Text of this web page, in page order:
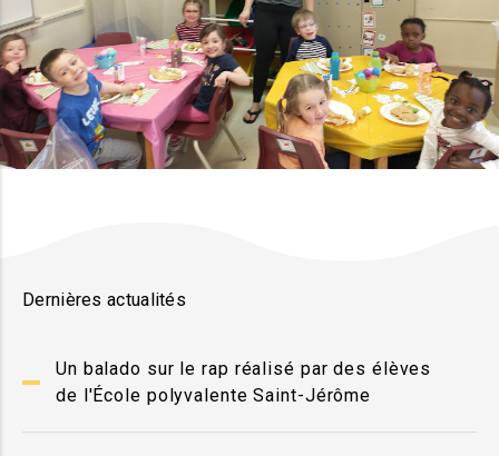
Dernières actualités
Un balado sur le rap réalisé par des élèves
de l'École polyvalente Saint-Jérôme